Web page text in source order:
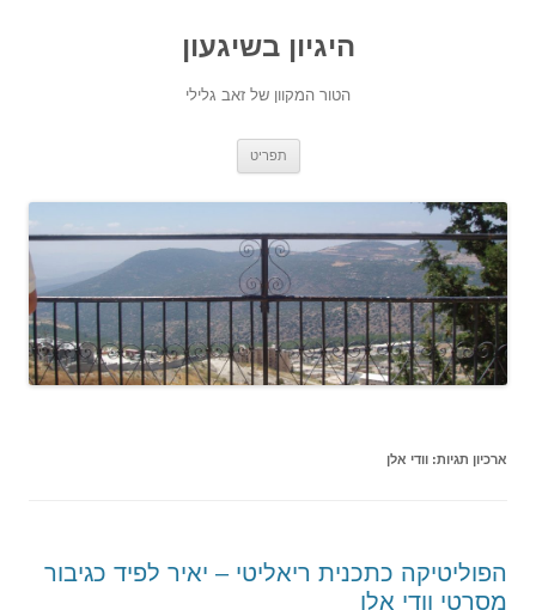
היגיון בשיגעון
הטור המקוון של זאב גלילי
תפריט
ארכיון תגיות: וודי אלן
הפוליטיקה כתכנית ריאליטי – יאיר לפיד כגיבור
מסרטי וודי אלן